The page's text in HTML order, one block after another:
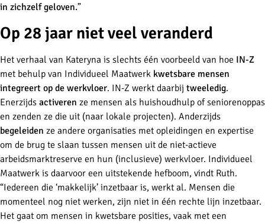
in zichzelf geloven.”
Op 28 jaar niet veel veranderd
Het verhaal van Kateryna is slechts één voorbeeld van hoe IN-Z
met behulp van Individueel Maatwerk kwetsbare mensen
integreert op de werkvloer. IN-Z werkt daarbij tweeledig.
Enerzijds activeren ze mensen als huishoudhulp of seniorenoppas
en zenden ze die uit (naar lokale projecten). Anderzijds
begeleiden ze andere organisaties met opleidingen en expertise
om de brug te slaan tussen mensen uit de niet-actieve
arbeidsmarktreserve en hun (inclusieve) werkvloer. Individueel
Maatwerk is daarvoor een uitstekende hefboom, vindt Ruth.
“Iedereen die ‘makkelijk’ inzetbaar is, werkt al. Mensen die
momenteel nog niet werken, zijn niet in één rechte lijn inzetbaar.
Het gaat om mensen in kwetsbare posities, vaak met een